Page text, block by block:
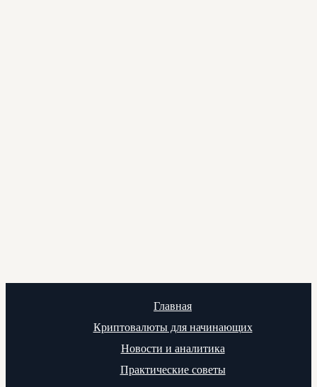
Главная
Криптовалюты для начинающих
Новости и аналитика
Практические советы